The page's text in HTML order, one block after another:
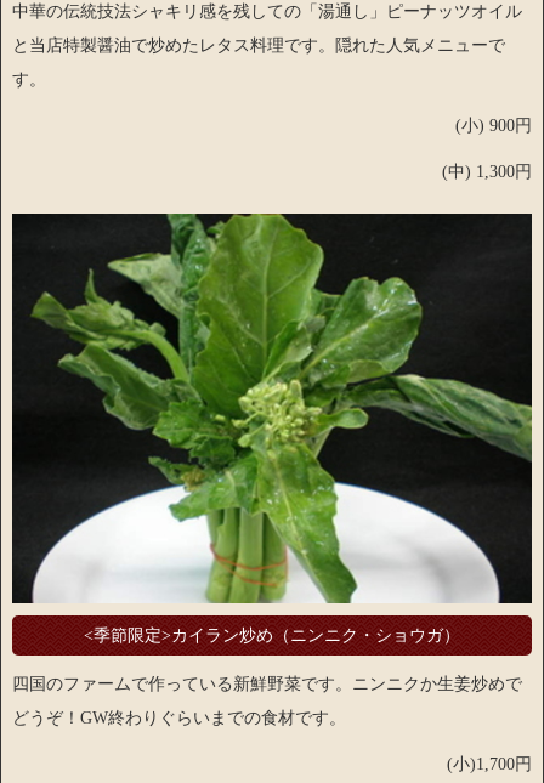
中華の伝統技法シャキリ感を残しての「湯通し」ピーナッツオイル
と当店特製醤油で炒めたレタス料理です。隠れた人気メニューで
す。
(小) 900円
(中) 1,300円
<季節限定>カイラン炒め（ニンニク・ショウガ）
四国のファームで作っている新鮮野菜です。ニンニクか生姜炒めで
どうぞ！GW終わりぐらいまでの食材です。
(小)1,700円